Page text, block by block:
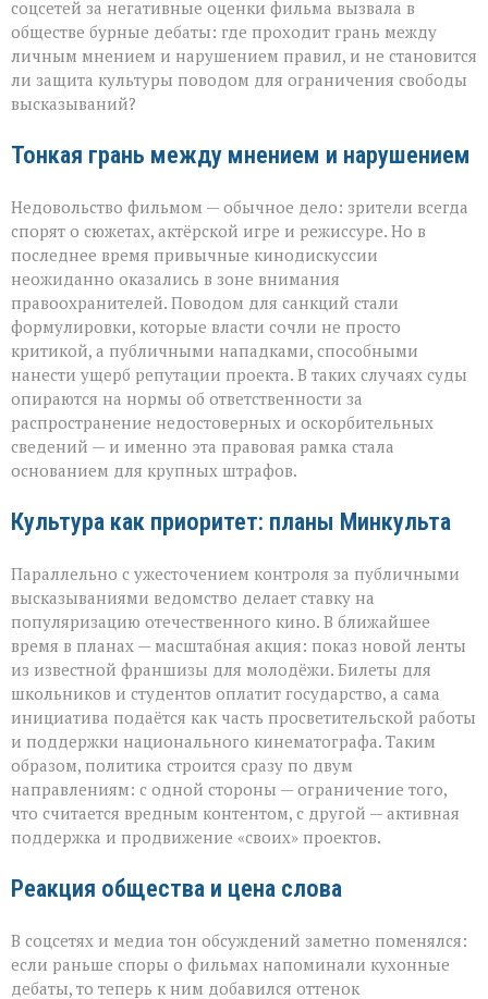
кино
соцсетей за негативные оценки фильма вызвала в
обществе бурные дебаты: где проходит грань между
личным мнением и нарушением правил, и не становится
ли защита культуры поводом для ограничения свободы
высказываний?
Тонкая грань между мнением и нарушением
Недовольство фильмом — обычное дело: зрители всегда
спорят о сюжетах, актёрской игре и режиссуре. Но в
последнее время привычные кинодискуссии
неожиданно оказались в зоне внимания
правоохранителей. Поводом для санкций стали
формулировки, которые власти сочли не просто
критикой, а публичными нападками, способными
нанести ущерб репутации проекта. В таких случаях суды
опираются на нормы об ответственности за
распространение недостоверных и оскорбительных
сведений — и именно эта правовая рамка стала
основанием для крупных штрафов.
Культура как приоритет: планы Минкульта
Параллельно с ужесточением контроля за публичными
высказываниями ведомство делает ставку на
популяризацию отечественного кино. В ближайшее
время в планах — масштабная акция: показ новой ленты
из известной франшизы для молодёжи. Билеты для
школьников и студентов оплатит государство, а сама
инициатива подаётся как часть просветительской работы
и поддержки национального кинематографа. Таким
образом, политика строится сразу по двум
направлениям: с одной стороны — ограничение того,
что считается вредным контентом, с другой — активная
поддержка и продвижение «своих» проектов.
Реакция общества и цена слова
В соцсетях и медиа тон обсуждений заметно поменялся:
если раньше споры о фильмах напоминали кухонные
дебаты, то теперь к ним добавился оттенок